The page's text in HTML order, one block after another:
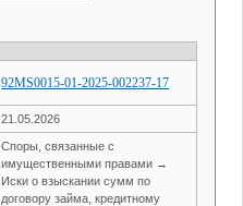
92MS0015-01-2025-002237-17
21.05.2026
Споры, связанные с
имущественными правами →
Иски о взыскании сумм по
договору займа, кредитному